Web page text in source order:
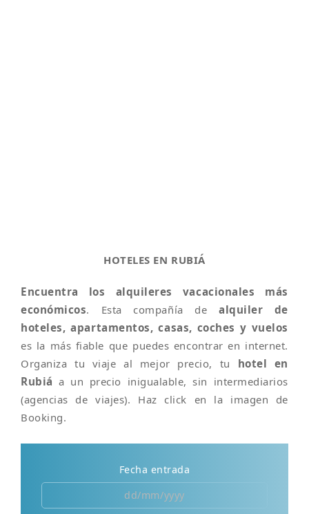
HOTELES EN RUBIÁ
Encuentra los alquileres vacacionales más
económicos. Esta compañía de alquiler de
hoteles, apartamentos, casas, coches y vuelos
es la más fiable que puedes encontrar en internet.
Organiza tu viaje al mejor precio, tu hotel en
Rubiá a un precio inigualable, sin intermediarios
(agencias de viajes). Haz click en la imagen de
Booking.
Fecha entrada